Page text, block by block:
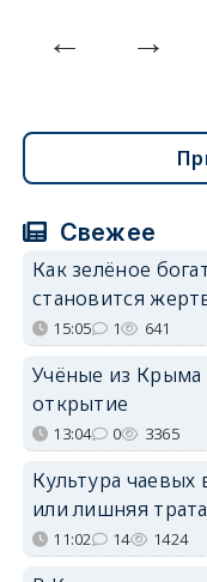
Свежее
Как зелёное
становится
15:05 1 641
Учёные из
открытие
13:04 0 3365
Культура чаевых
или лишняя
11:02 14 1424